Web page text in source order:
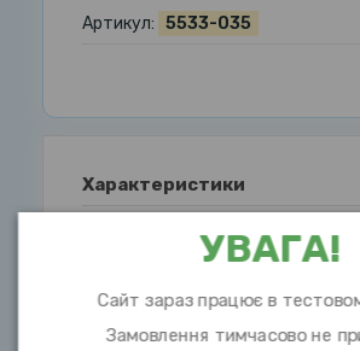
Артикул: 5533-035
Характеристики
УВАГА!
Сайт зараз працює в
Замовлення тимчасово не